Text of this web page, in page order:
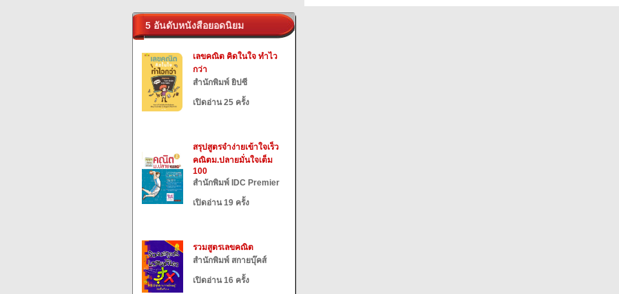
5 อันดับหนังสือยอดนิยม
เลขคณิต คิดในใจ ทำไว
กว่า
สำนักพิมพ์ ยิปซี
เปิดอ่าน 25 ครั้ง
สรุปสูตรจำง่ายเข้าใจเร็ว
คณิตม.ปลายมั่นใจเต็ม
100
สำนักพิมพ์ IDC Premier
เปิดอ่าน 19 ครั้ง
รวมสูตรเลขคณิต
สำนักพิมพ์ สกายบุ๊คส์
เปิดอ่าน 16 ครั้ง